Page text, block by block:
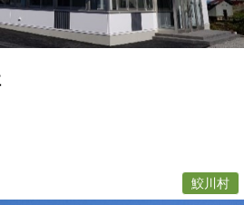
鮫川村